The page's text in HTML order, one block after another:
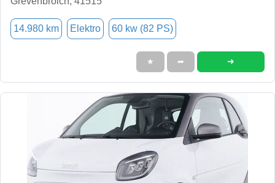
14.980 km Elektro 60 kw (82 PS)
★ ➦ ➜